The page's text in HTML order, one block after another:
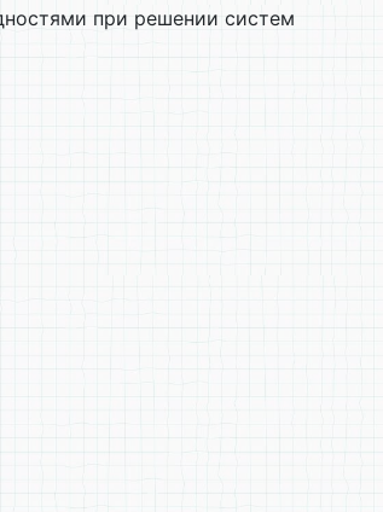
при решении систем